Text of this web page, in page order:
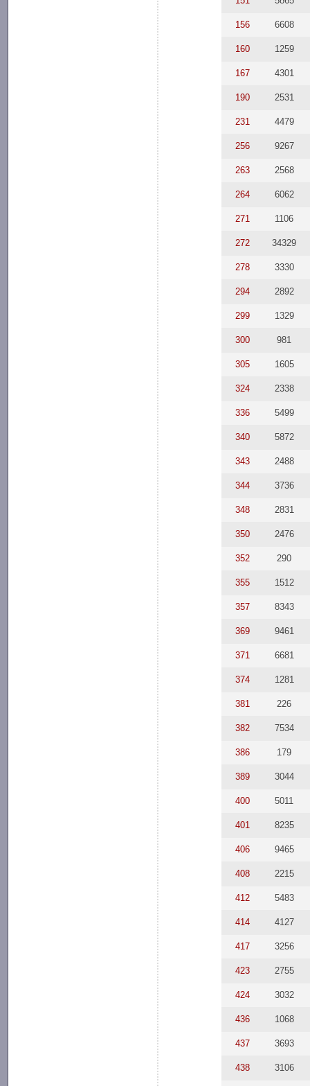
156 6608
160 1259
167 4301
190 2531
231 4479
256 9267
263 2568
264 6062
271 1106
272 34329
278 3330
294 2892
299 1329
300 981
305 1605
324 2338
336 5499
340 5872
343 2488
344 3736
348 2831
350 2476
352 290
355 1512
357 8343
369 9461
371 6681
374 1281
381 226
382 7534
386 179
389 3044
400 5011
401 8235
406 9465
408 2215
412 5483
414 4127
417 3256
423 2755
424 3032
436 1068
437 3693
438 3106